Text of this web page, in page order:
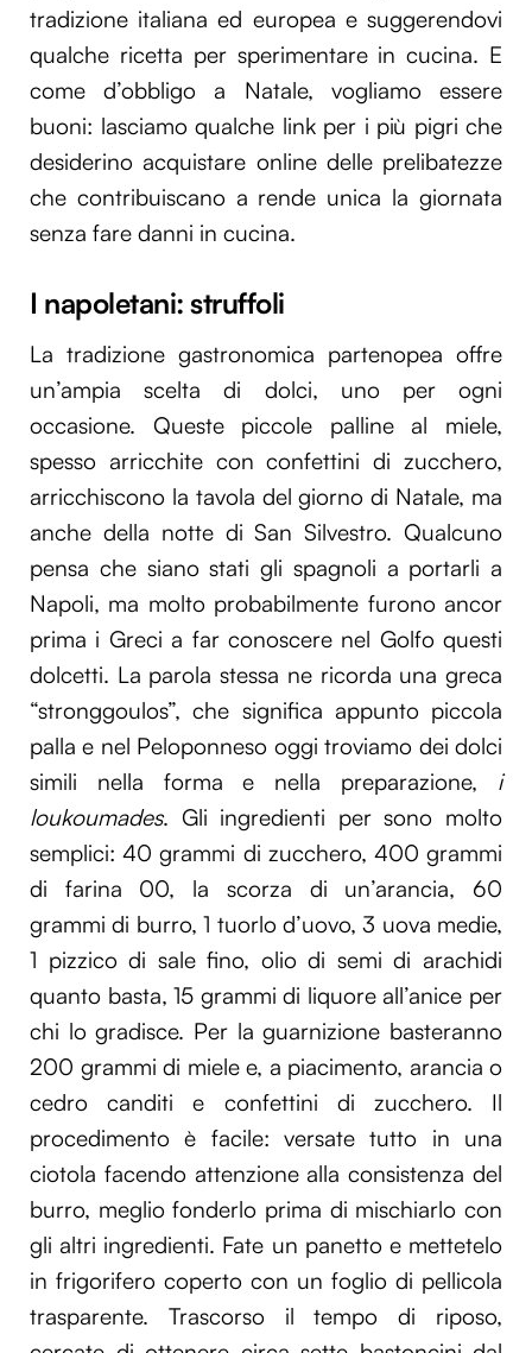
tradizione italiana ed europea e suggerendovi
qualche ricetta per sperimentare in cucina. E
come d’obbligo a Natale, vogliamo essere
buoni: lasciamo qualche link per i più pigri che
desiderino acquistare online delle prelibatezze
che contribuiscano a rende unica la giornata
senza fare danni in cucina.
I napoletani: struffoli
La tradizione gastronomica partenopea offre
un’ampia scelta di dolci, uno per ogni
occasione. Queste piccole palline al miele,
spesso arricchite con confettini di zucchero,
arricchiscono la tavola del giorno di Natale, ma
anche della notte di San Silvestro. Qualcuno
pensa che siano stati gli spagnoli a portarli a
Napoli, ma molto probabilmente furono ancor
prima i Greci a far conoscere nel Golfo questi
dolcetti. La parola stessa ne ricorda una greca
“stronggoulos”, che significa appunto piccola
palla e nel Peloponneso oggi troviamo dei dolci
simili nella forma e nella preparazione, i
loukoumades. Gli ingredienti per sono molto
semplici: 40 grammi di zucchero, 400 grammi
di farina 00, la scorza di un’arancia, 60
grammi di burro, 1 tuorlo d’uovo, 3 uova medie,
1 pizzico di sale fino, olio di semi di arachidi
quanto basta, 15 grammi di liquore all’anice per
chi lo gradisce. Per la guarnizione basteranno
200 grammi di miele e, a piacimento, arancia o
cedro canditi e confettini di zucchero. Il
procedimento è facile: versate tutto in una
ciotola facendo attenzione alla consistenza del
burro, meglio fonderlo prima di mischiarlo con
gli altri ingredienti. Fate un panetto e mettetelo
in frigorifero coperto con un foglio di pellicola
trasparente. Trascorso il tempo di riposo,